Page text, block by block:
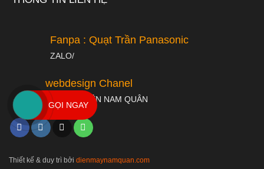
Fanpa : Quạt Trần Panasonic
ZALO/
webdesign Chanel
THIẾT BỊ ĐIỆN NAM QUÂN
Thiết kế & duy trì bởi dienmaynamquan.com
GỌI NGAY